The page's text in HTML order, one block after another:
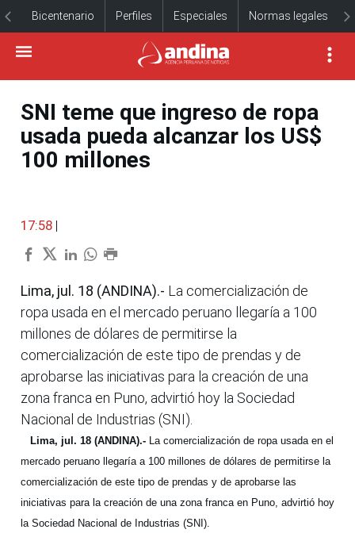
Bicentenario Perfiles Especiales Normas legales
SNI teme que ingreso de ropa
usada pueda alcanzar los US$
100 millones
17:58 |
Lima, jul. 18 (ANDINA).- La comercialización de
ropa usada en el mercado peruano llegaría a 100
millones de dólares de permitirse la
comercialización de este tipo de prendas y de
aprobarse las iniciativas para la creación de una
zona franca en Puno, advirtió hoy la Sociedad
Nacional de Industrias (SNI).
Lima, jul. 18 (ANDINA).- La comercialización de ropa usada en el
mercado peruano llegaría a 100 millones de dólares de permitirse la
comercialización de este tipo de prendas y de aprobarse las
iniciativas para la creación de una zona franca en Puno, advirtió hoy
la Sociedad Nacional de Industrias (SNI).